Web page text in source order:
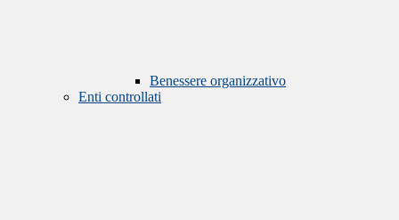
Benessere organizzativo
Enti controllati